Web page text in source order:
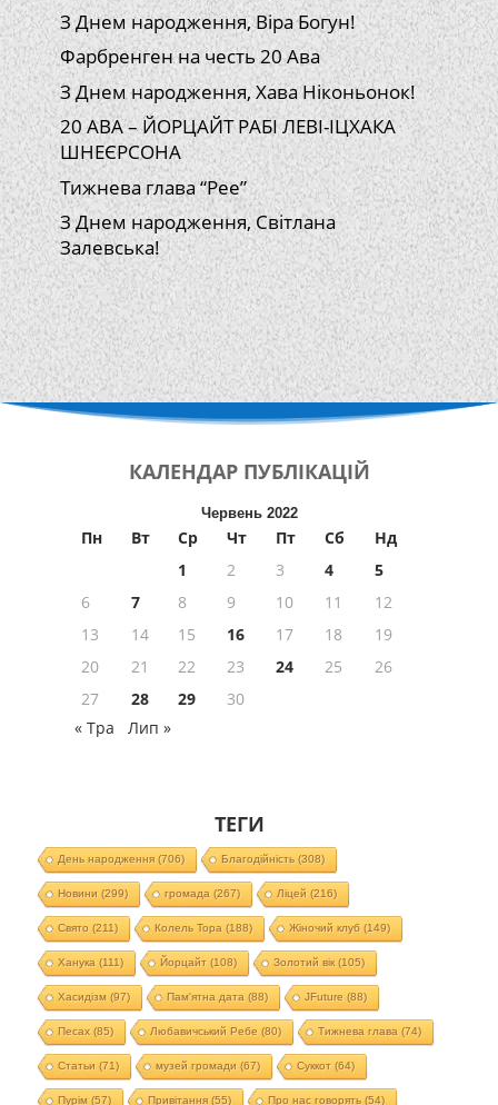
З Днем народження, Віра Богун!
Фарбренген на честь 20 Ава
З Днем народження, Хава Ніконьонок!
20 АВА – ЙОРЦАЙТ РАБІ ЛЕВІ-ІЦХАКА
ШНЕЄРСОНА
Тижнева глава “Рее”
З Днем народження, Світлана
Залевська!
КАЛЕНДАР ПУБЛІКАЦІЙ
Червень 2022
Пн Вт Ср Чт Пт Сб
Нд
1
2 3 4
5
6
7 8 9 10 11
12
13
14 15 16 17 18
19
20
21 22 23 24 25
26
27
28 29
30
« Тра
Лип »
ТЕГИ
День народження(706) Благодійність (308)
Новини (299) громада (267) Ліцей (216)
Свято (211) Колель Тора (188) Жіночий клуб (149)
Ханука (111) Йорцайт (108) Золотий вік(105)
Хасидізм (97) Пам'ятна дата (88) JFuture (88)
Песах(85) Любавичський Ребе (80) Тижнева глава (74)
Статьи (71) музей громади (67) Суккот (64)
Пурім (57) Привітання(55) Про нас говорять (54)